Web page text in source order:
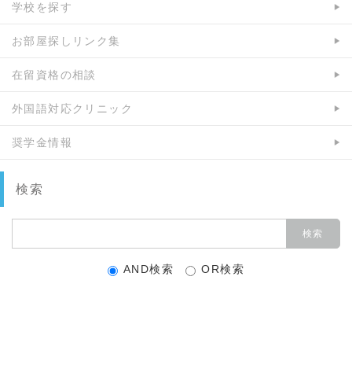
学校を探す
お部屋探しリンク集
在留資格の相談
外国語対応クリニック
奨学金情報
検索
AND検索 OR検索